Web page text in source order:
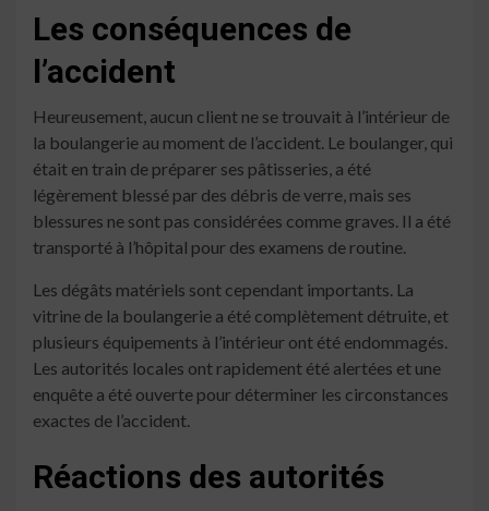
Les conséquences de
l’accident
Heureusement, aucun client ne se trouvait à l’intérieur de
la boulangerie au moment de l’accident. Le boulanger, qui
était en train de préparer ses pâtisseries, a été
légèrement blessé par des débris de verre, mais ses
blessures ne sont pas considérées comme graves. Il a été
transporté à l’hôpital pour des examens de routine.
Les dégâts matériels sont cependant importants. La
vitrine de la boulangerie a été complètement détruite, et
plusieurs équipements à l’intérieur ont été endommagés.
Les autorités locales ont rapidement été alertées et une
enquête a été ouverte pour déterminer les circonstances
exactes de l’accident.
Réactions des autorités